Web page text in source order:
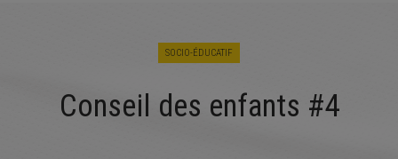
A L'ACTU
SOCIO-ÉDUCATIF
Conseil des enfants #4